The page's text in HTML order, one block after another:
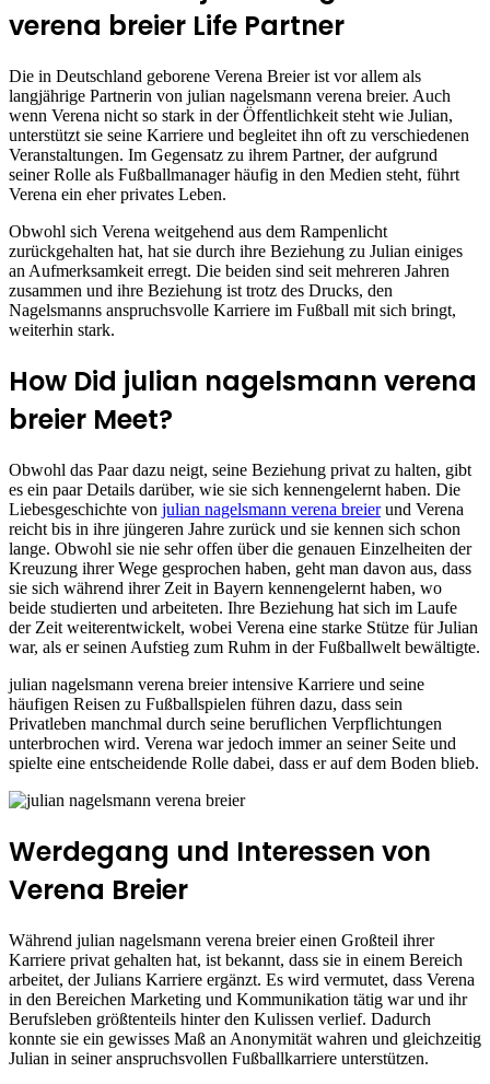
verena breier Life Partner
Die in Deutschland geborene Verena Breier ist vor allem als
langjährige Partnerin von julian nagelsmann verena breier. Auch
wenn Verena nicht so stark in der Öffentlichkeit steht wie Julian,
unterstützt sie seine Karriere und begleitet ihn oft zu verschiedenen
Veranstaltungen. Im Gegensatz zu ihrem Partner, der aufgrund
seiner Rolle als Fußballmanager häufig in den Medien steht, führt
Verena ein eher privates Leben.
Obwohl sich Verena weitgehend aus dem Rampenlicht
zurückgehalten hat, hat sie durch ihre Beziehung zu Julian einiges
an Aufmerksamkeit erregt. Die beiden sind seit mehreren Jahren
zusammen und ihre Beziehung ist trotz des Drucks, den
Nagelsmanns anspruchsvolle Karriere im Fußball mit sich bringt,
weiterhin stark.
How Did julian nagelsmann verena
breier Meet?
Obwohl das Paar dazu neigt, seine Beziehung privat zu halten, gibt
es ein paar Details darüber, wie sie sich kennengelernt haben. Die
Liebesgeschichte von julian nagelsmann verena breierund Verena
reicht bis in ihre jüngeren Jahre zurück und sie kennen sich schon
lange. Obwohl sie nie sehr offen über die genauen Einzelheiten der
Kreuzung ihrer Wege gesprochen haben, geht man davon aus, dass
sie sich während ihrer Zeit in Bayern kennengelernt haben, wo
beide studierten und arbeiteten. Ihre Beziehung hat sich im Laufe
der Zeit weiterentwickelt, wobei Verena eine starke Stütze für Julian
war, als er seinen Aufstieg zum Ruhm in der Fußballwelt bewältigte.
julian nagelsmann verena breier intensive Karriere und seine
häufigen Reisen zu Fußballspielen führen dazu, dass sein
Privatleben manchmal durch seine beruflichen Verpflichtungen
unterbrochen wird. Verena war jedoch immer an seiner Seite und
spielte eine entscheidende Rolle dabei, dass er auf dem Boden blieb.
Werdegang und Interessen von
Verena Breier
Während julian nagelsmann verena breier einen Großteil ihrer
Karriere privat gehalten hat, ist bekannt, dass sie in einem Bereich
arbeitet, der Julians Karriere ergänzt. Es wird vermutet, dass Verena
in den Bereichen Marketing und Kommunikation tätig war und ihr
Berufsleben größtenteils hinter den Kulissen verlief. Dadurch
konnte sie ein gewisses Maß an Anonymität wahren und gleichzeitig
Julian in seiner anspruchsvollen Fußballkarriere unterstützen.